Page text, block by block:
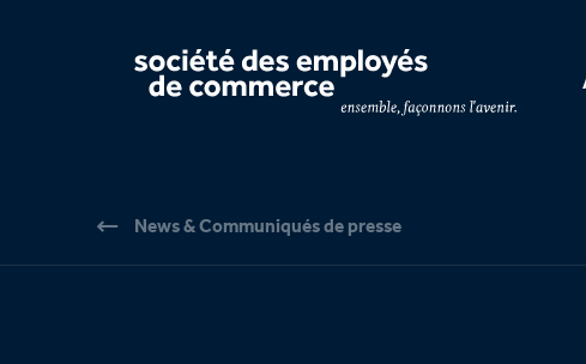
News & Communiqués de presse